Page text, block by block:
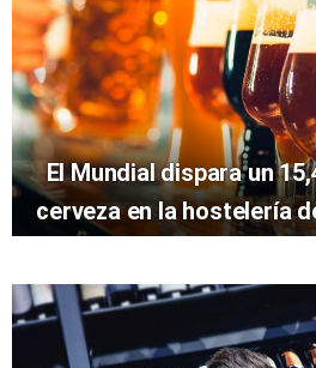
El Mundial dispara un
cerveza en la hostelería